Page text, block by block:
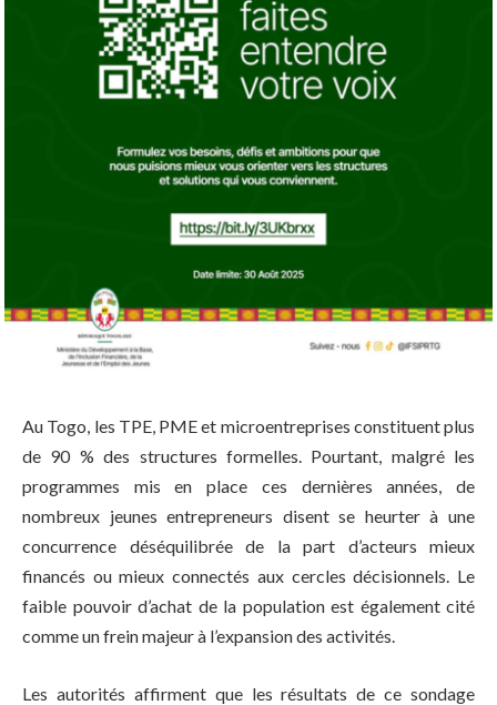
Au Togo, les TPE, PME et microentreprises constituent plus
de 90 % des structures formelles. Pourtant, malgré les
programmes mis en place ces dernières années, de
nombreux jeunes entrepreneurs disent se heurter à une
concurrence déséquilibrée de la part d’acteurs mieux
financés ou mieux connectés aux cercles décisionnels. Le
faible pouvoir d’achat de la population est également cité
comme un frein majeur à l’expansion des activités.
Les autorités affirment que les résultats de ce sondage